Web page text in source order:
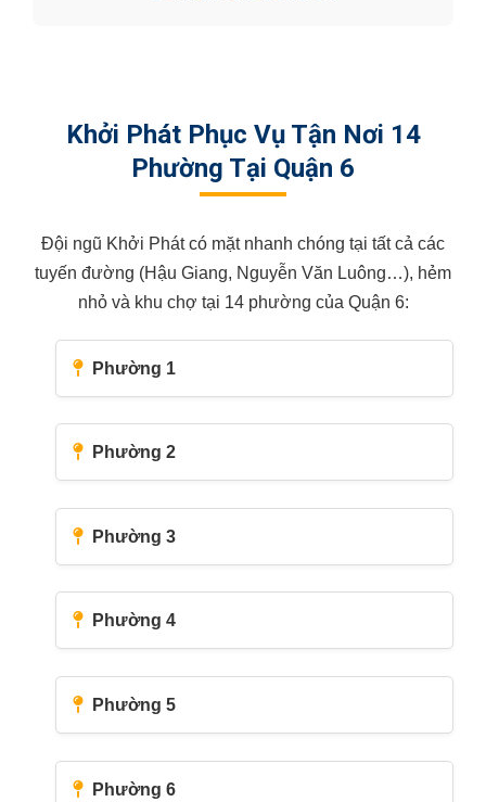
Khởi Phát Phục Vụ Tận Nơi 14
Phường Tại Quận 6
Đội ngũ Khởi Phát có mặt nhanh chóng tại tất cả các
tuyến đường (Hậu Giang, Nguyễn Văn Luông…), hẻm
nhỏ và khu chợ tại 14 phường của Quận 6:
Phường 1
Phường 2
Phường 3
Phường 4
Phường 5
Phường 6